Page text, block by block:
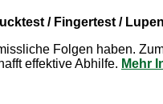
/ Fingertest /
Folgen haben.
effektive Abhilfe. Mehr